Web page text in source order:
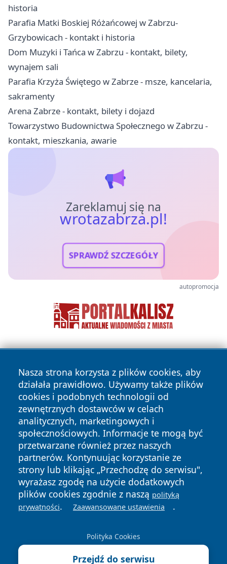
historia
Parafia Matki Boskiej Różańcowej w Zabrzu-
Grzybowicach - kontakt i historia
Dom Muzyki i Tańca w Zabrzu - kontakt, bilety,
wynajem sali
Parafia Krzyża Świętego w Zabrze - msze, kancelaria,
sakramenty
Arena Zabrze - kontakt, bilety i dojazd
Towarzystwo Budownictwa Społecznego w Zabrzu -
kontakt, mieszkania, awarie
Zareklamuj się na
wrotazabrza.pl!
SPRAWDŹ SZCZEGÓŁY
autopromocja
Nasza strona korzysta z plików cookies, aby
działała prawidłowo. Używamy także plików
cookies i podobnych technologii od
zewnętrznych dostawców w celach
analitycznych, marketingowych i
społecznościowych. Informacje te mogą być
przetwarzane również przez naszych
partnerów. Kontynuując korzystanie ze
strony lub klikając „Przechodzę do serwisu",
wyrażasz zgodę na użycie dodatkowych
plików cookies zgodnie z naszą polityką
prywatności. Zaawansowane ustawienia .
Polityka Cookies
Przejdź do serwisu
Copyright © 2026 wrotazabrza.pl Wszystkie prawa
zastrzeżone.
News Autorzy
Polityka
Prywatności
Polityka
Cookies